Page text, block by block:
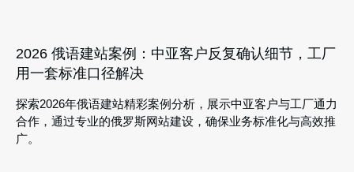
2026 俄语建站案例：中亚客户反复确认细节，工厂
用一套标准口径解决
探索2026年俄语建站精彩案例分析，展示中亚客户与工厂通力
合作，通过专业的俄罗斯网站建设，确保业务标准化与高效推
广。